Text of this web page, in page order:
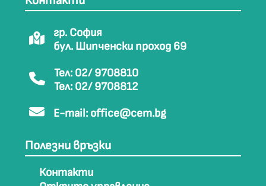
гр. София
бул. Шипченски проход 69
Тел: 02/ 9708810
Тел: 02/ 9708812
E-mail: office@cem.bg
Полезни връзки
Контакти